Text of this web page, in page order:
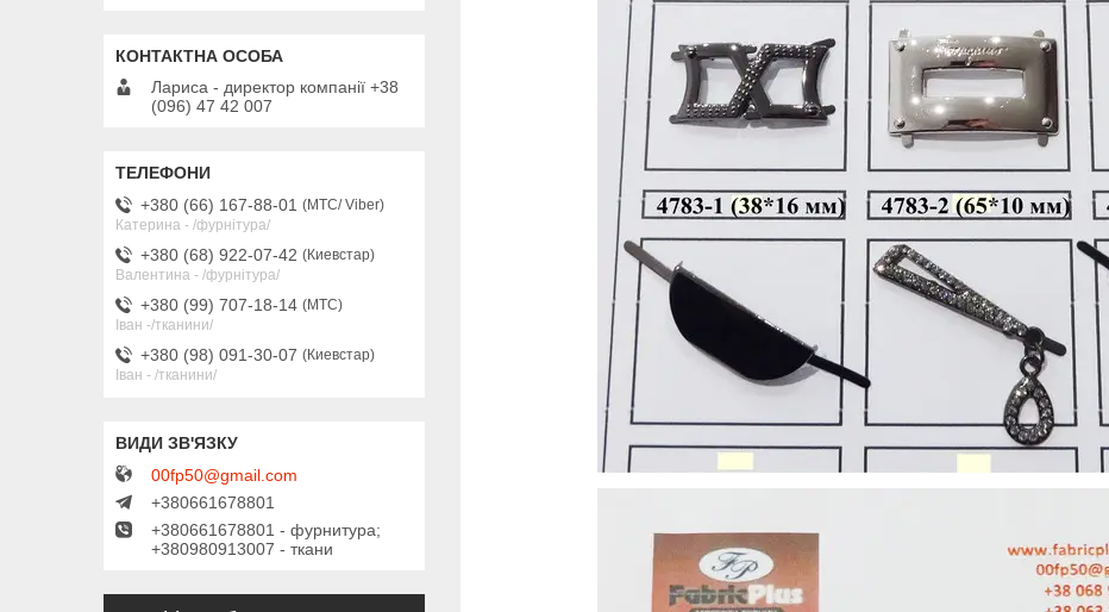
Лариса - директор компанії +38
(096) 47 42 007
+380 (66) 167-88-01
МТС/ Viber
Катерина - /фурнітура/
+380 (68) 922-07-42
Киевстар
Валентина - /фурнітура/
+380 (99) 707-18-14
МТС
Іван -/тканини/
+380 (98) 091-30-07
Киевстар
Іван - /тканини/
00fp50@gmail.com
+380661678801
+380661678801 - фурнитура;
+380980913007 - ткани